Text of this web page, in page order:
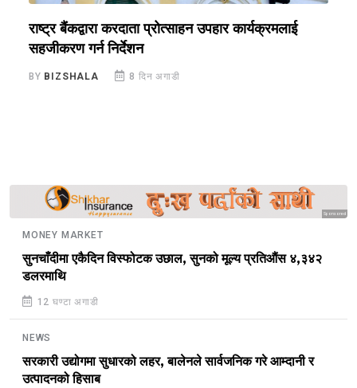
राष्ट्र बैंकद्वारा करदाता प्रोत्साहन उपहार कार्यक्रमलाई
सहजीकरण गर्न निर्देशन
BY BIZSHALA 8 दिन अगाडी
Sponsored
MONEY MARKET
सुनचाँदीमा एकैदिन विस्फोटक उछाल, सुनको मूल्य प्रतिऔंस ४,३४२
डलरमाथि
12 घण्टा अगाडी
NEWS
सरकारी उद्योगमा सुधारको लहर, बालेनले सार्वजनिक गरे आम्दानी र
उत्पादनको हिसाब